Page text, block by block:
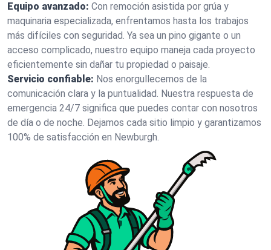
Equipo avanzado: Con remoción asistida por grúa y
maquinaria especializada, enfrentamos hasta los trabajos
más difíciles con seguridad. Ya sea un pino gigante o un
acceso complicado, nuestro equipo maneja cada proyecto
eficientemente sin dañar tu propiedad o paisaje.
Servicio confiable: Nos enorgullecemos de la
comunicación clara y la puntualidad. Nuestra respuesta de
emergencia 24/7 significa que puedes contar con nosotros
de día o de noche. Dejamos cada sitio limpio y garantizamos
100% de satisfacción en Newburgh.